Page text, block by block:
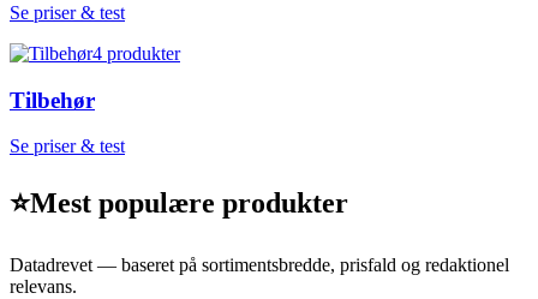
Se priser & test
4 produkter
Tilbehør
Se priser & test
⭐Mest populære produkter
Datadrevet — baseret på sortimentsbredde, prisfald og redaktionel
relevans.